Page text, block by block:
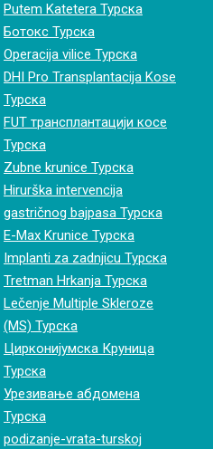
Putem Katetera Турска
Ботокс Турска
Operacija vilice Турска
DHI Pro Transplantacija Kose
Турска
FUT трансплантацији косе
Турска
Zubne krunice Турска
Hirurška intervencija
gastričnog bajpasa Турска
E-Max Krunice Турска
Implanti za zadnjicu Турска
Tretman Hrkanja Турска
Lečenje Multiple Skleroze
(MS) Турска
Цирконијумска Круница
Турска
Урезивање абдомена
Турска
podizanje-vrata-turskoj